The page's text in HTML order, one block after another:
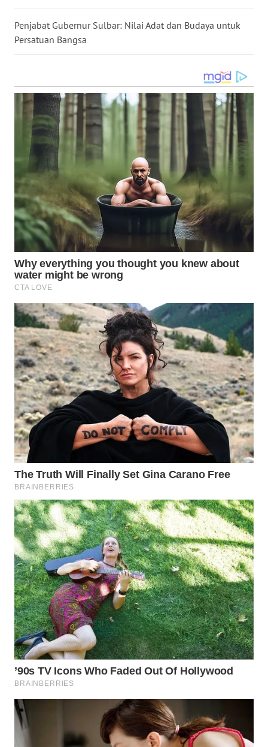
Penjabat Gubernur Sulbar: Nilai Adat dan Budaya untuk
Persatuan Bangsa
WN
WN
SULUT
WN
MALUKU
WN
MALUT
WN
DAIRI
WN
DANAU
WN
NIAS
WN
LANGKAT
WN
TAPANULI
SELATAN
WN
TANJUNG
LESUNG
WN
KARO
WN
SIMALUNGUN
WN
LABUHANBATU
TAPANULI
TENGAH
WN DELI